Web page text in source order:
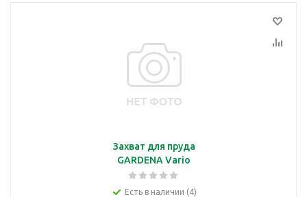
Захват для пруда
GARDENA Vario
Есть в наличии (4)